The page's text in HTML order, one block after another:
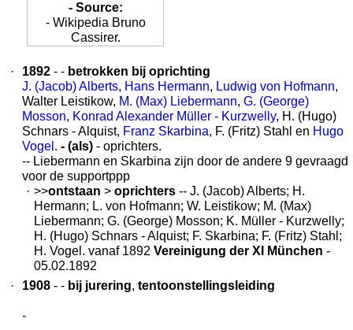
- Source:
- Wikipedia Bruno
Cassirer.
· 1892 - - betrokken bij oprichting
J. (Jacob) Alberts, Hans Hermann, Ludwig von Hofmann,
Walter Leistikow, M. (Max) Liebermann, G. (George)
Mosson, Konrad Alexander Müller - Kurzwelly, H. (Hugo)
Schnars - Alquist, Franz Skarbina, F. (Fritz) Stahl en Hugo
Vogel . - (als) - oprichters.
-- Liebermann en Skarbina zijn door de andere 9 gevraagd
voor de supportppp
· >>ontstaan > oprichters -- J. (Jacob) Alberts; H.
Hermann; L. von Hofmann; W. Leistikow; M. (Max)
Liebermann; G. (George) Mosson; K. Müller - Kurzwelly;
H. (Hugo) Schnars - Alquist; F. Skarbina; F. (Fritz) Stahl;
H. Vogel. vanaf 1892 Vereinigung der XI München -
05.02.1892
·
1908 - - bij jurering, tentoonstellingsleiding
-